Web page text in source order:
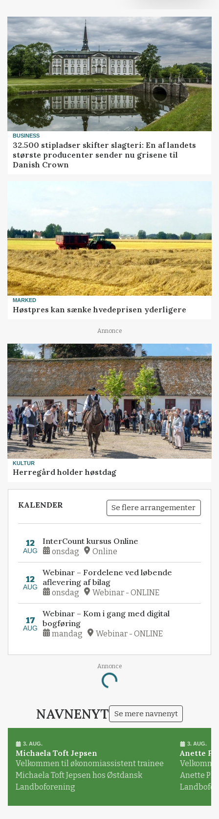
BUSINESS
32.500 stipladser skifter slagteri: En af landets
største producenter sender nu grisene til
Danish Crown
MARKED
Høstpres kan sænke hvedeprisen yderligere
Annonce
KULTUR
Herregård holder høstdag
KALENDER Se flere arrangementer
12
AUG
InterCount kursus Online
onsdag Online
12
AUG
Webinar – Fordelene ved løbende
aflevering af bilag
onsdag Webinar - ONLINE
17
AUG
Webinar – Kom i gang med digital
bogføring
mandag Webinar - ONLINE
Annonce
Loading...
NAVNENYT Se mere navnenyt
3. AUG.
Michaela Toft Jepsen
Velkommen til økonomiassistent trainee
Michaela Toft Jepsen hos Østdansk
Landboforening
3. AUG.
Anette
Anette